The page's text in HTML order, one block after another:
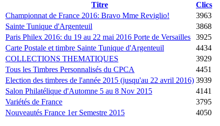
Titre
Clics
Championnat de France 2016: Bravo Mme Reviglio!
3963
Sainte Tunique d'Argenteuil
3868
Paris Philex 2016: du 19 au 22 mai 2016 Porte de Versailles
3925
Carte Postale et timbre Sainte Tunique d'Argenteuil
4434
COLLECTIONS THEMATIQUES
3929
Tous les Timbres Personnalisés du CPCA
4451
Election des timbres de l'année 2015 (jusqu'au 22 avril 2016) 3939
Salon Philatélique d'Automne 5 au 8 Nov 2015
4141
Variétés de France
3795
Nouveautés France 1er Semestre 2015
4050